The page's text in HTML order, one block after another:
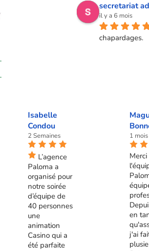
secretariat
il y a 6 mois
chapardages.
Isabelle
Condou
2 Semaines
L’agence
Paloma a
organisé pour
notre soirée
d’équipe de
40 personnes
une
animation
Casino qui a
été parfaite
1 mois
en
j'ai